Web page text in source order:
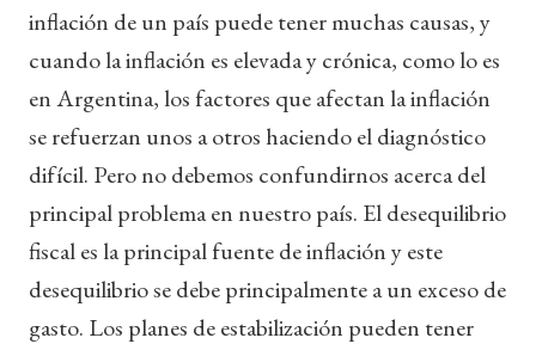
inflación de un país puede tener muchas causas, y
cuando la inflación es elevada y crónica, como lo es
en Argentina, los factores que afectan la inflación
se refuerzan unos a otros haciendo el diagnóstico
difícil. Pero no debemos confundirnos acerca del
principal problema en nuestro país. El desequilibrio
fiscal es la principal fuente de inflación y este
desequilibrio se debe principalmente a un exceso de
gasto. Los planes de estabilización pueden tener